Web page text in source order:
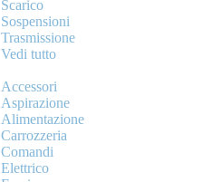
Scarico
Sospensioni
Trasmissione
Vedi tutto
Accessori
Aspirazione
Alimentazione
Carrozzeria
Comandi
Elettrico